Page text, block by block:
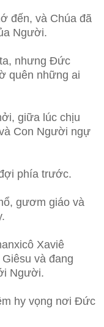
đến, và Chúa đã
Người.
nhưng Đức
quên những ai
giữa lúc chịu
Con Người ngự
phía trước.
gươm giáo và
Xaviê
và đang
Người.
hy vọng nơi Đức